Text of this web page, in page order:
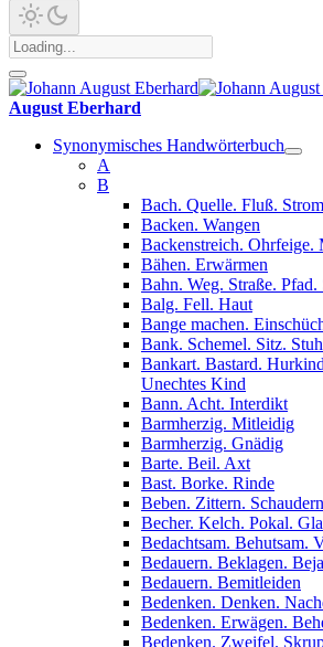
August Eberhard
Synonymisches Handwörterbuch
A
B
Bach. Quelle. Fluß. Strom
Backen. Wangen
Backenstreich. Ohrfeige.
Bähen. Erwärmen
Bahn. Weg. Straße. Pfad.
Balg. Fell. Haut
Bange machen.
Bank. Schemel. Sitz.
Bankart. Bastard.
Unechtes Kind
Bann. Acht. Interdikt
Barmherzig. Mitleidig
Barmherzig. Gnädig
Barte. Beil. Axt
Bast. Borke. Rinde
Beben. Zittern.
Becher. Kelch. Pokal.
Bedachtsam. Behutsam.
Bedauern. Beklagen.
Bedauern. Bemitleiden
Bedenken. Denken.
Bedenken. Erwägen.
Bedenken. Zweifel.